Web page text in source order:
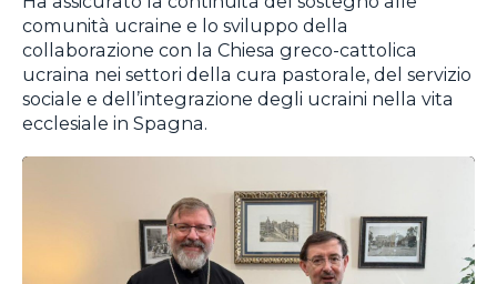
comunità ucraine e lo sviluppo della
collaborazione con la Chiesa greco-cattolica
ucraina nei settori della cura pastorale, del servizio
sociale e dell’integrazione degli ucraini nella vita
ecclesiale in Spagna.